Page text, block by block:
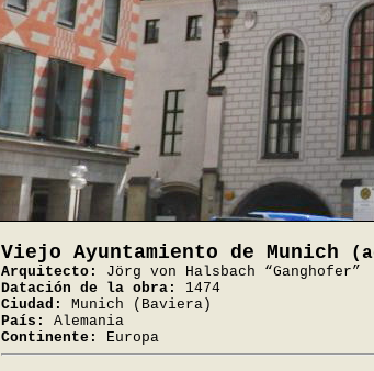
Viejo Ayuntamiento de Munich
Arquitecto:
Jörg von Halsbach “Ganghofer”
Datación de la obra:
1474
Ciudad:
Munich (Baviera)
País:
Alemania
Continente:
Europa